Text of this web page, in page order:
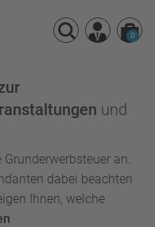
0
und
an.
dabei beachten
Ihnen, welche